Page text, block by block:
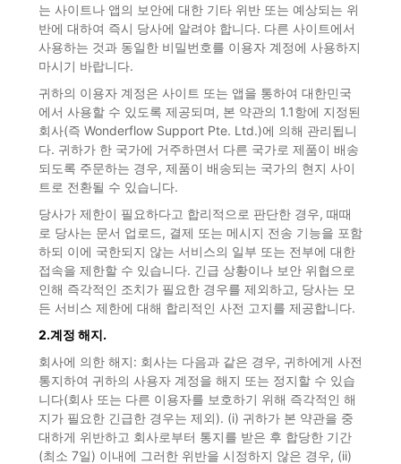
는 사이트나 앱의 보안에 대한 기타 위반 또는 예상되는 위
반에 대하여 즉시 당사에 알려야 합니다. 다른 사이트에서
사용하는 것과 동일한 비밀번호를 이용자 계정에 사용하지
마시기 바랍니다.
귀하의 이용자 계정은 사이트 또는 앱을 통하여 대한민국
에서 사용할 수 있도록 제공되며, 본 약관의 1.1항에 지정된
회사(즉 Wonderflow Support Pte. Ltd.)에 의해 관리됩니
다. 귀하가 한 국가에 거주하면서 다른 국가로 제품이 배송
되도록 주문하는 경우, 제품이 배송되는 국가의 현지 사이
트로 전환될 수 있습니다.
당사가 제한이 필요하다고 합리적으로 판단한 경우, 때때
로 당사는 문서 업로드, 결제 또는 메시지 전송 기능을 포함
하되 이에 국한되지 않는 서비스의 일부 또는 전부에 대한
접속을 제한할 수 있습니다. 긴급 상황이나 보안 위협으로
인해 즉각적인 조치가 필요한 경우를 제외하고, 당사는 모
든 서비스 제한에 대해 합리적인 사전 고지를 제공합니다.
2.계정 해지.
회사에 의한 해지: 회사는 다음과 같은 경우, 귀하에게 사전
통지하여 귀하의 사용자 계정을 해지 또는 정지할 수 있습
니다(회사 또는 다른 이용자를 보호하기 위해 즉각적인 해
지가 필요한 긴급한 경우는 제외). (i) 귀하가 본 약관을 중
대하게 위반하고 회사로부터 통지를 받은 후 합당한 기간
(최소 7일) 이내에 그러한 위반을 시정하지 않은 경우, (ii)